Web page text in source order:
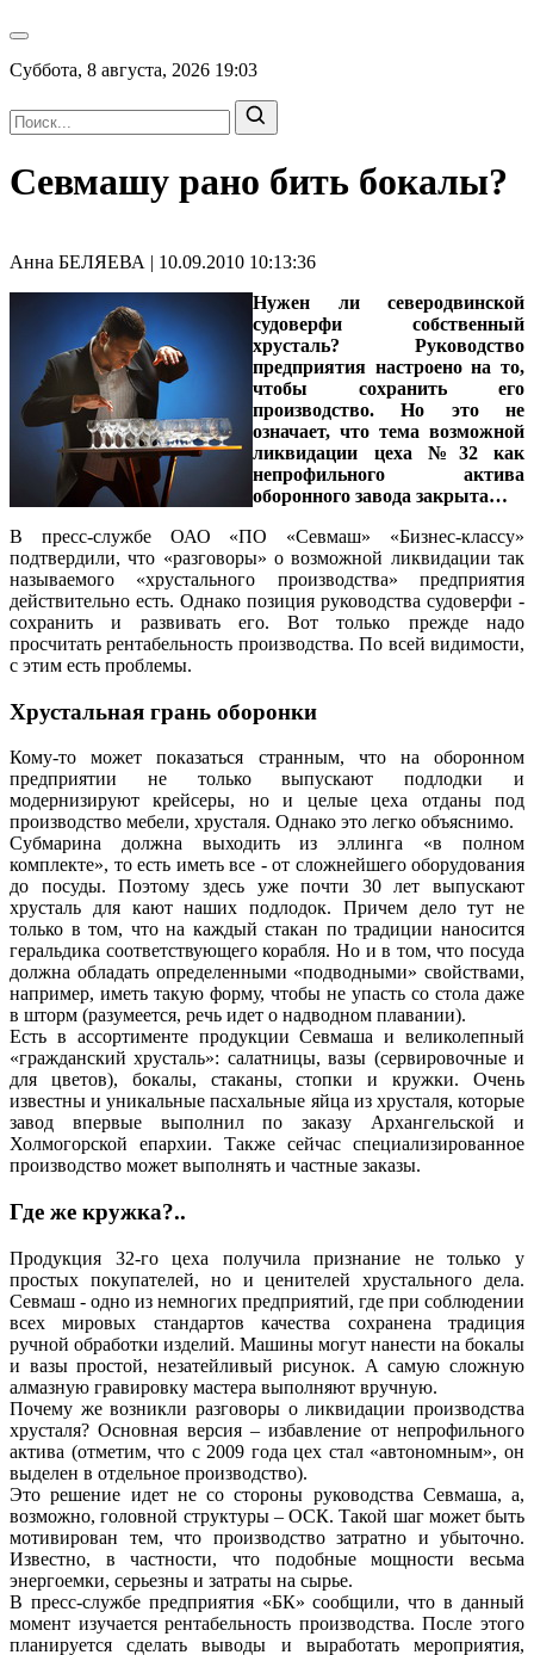
Суббота, 8 августа, 2026 19:03
Севмашу рано бить бокалы?
Анна БЕЛЯЕВА | 10.09.2010 10:13:36
Нужен ли северодвинской
судоверфи собственный
хрусталь? Руководство
предприятия настроено на то,
чтобы сохранить его
производство. Но это не
означает, что тема возможной
ликвидации цеха №32 как
непрофильного актива
оборонного завода закрыта…
В пресс-службе ОАО «ПО «Севмаш» «Бизнес-классу»
подтвердили, что «разговоры» о возможной ликвидации так
называемого «хрустального производства» предприятия
действительно есть. Однако позиция руководства судоверфи -
сохранить и развивать его. Вот только прежде надо
просчитать рентабельность производства. По всей видимости,
с этим есть проблемы.
Хрустальная грань оборонки
Кому-то может показаться странным, что на оборонном
предприятии не только выпускают подлодки и
модернизируют крейсеры, но и целые цеха отданы под
производство мебели, хрусталя. Однако это легко объяснимо.
Субмарина должна выходить из эллинга «в полном
комплекте», то есть иметь все - от сложнейшего оборудования
до посуды. Поэтому здесь уже почти 30 лет выпускают
хрусталь для кают наших подлодок. Причем дело тут не
только в том, что на каждый стакан по традиции наносится
геральдика соответствующего корабля. Но и в том, что посуда
должна обладать определенными «подводными» свойствами,
например, иметь такую форму, чтобы не упасть со стола даже
в шторм (разумеется, речь идет о надводном плавании).
Есть в ассортименте продукции Севмаша и великолепный
«гражданский хрусталь»: салатницы, вазы (сервировочные и
для цветов), бокалы, стаканы, стопки и кружки. Очень
известны и уникальные пасхальные яйца из хрусталя, которые
завод впервые выполнил по заказу Архангельской и
Холмогорской епархии. Также сейчас специализированное
производство может выполнять и частные заказы.
Где же кружка?..
Продукция 32-го цеха получила признание не только у
простых покупателей, но и ценителей хрустального дела.
Севмаш - одно из немногих предприятий, где при соблюдении
всех мировых стандартов качества сохранена традиция
ручной обработки изделий. Машины могут нанести на бокалы
и вазы простой, незатейливый рисунок. А самую сложную
алмазную гравировку мастера выполняют вручную.
Почему же возникли разговоры о ликвидации производства
хрусталя? Основная версия – избавление от непрофильного
актива (отметим, что с 2009 года цех стал «автономным», он
выделен в отдельное производство).
Это решение идет не со стороны руководства Севмаша, а,
возможно, головной структуры – ОСК. Такой шаг может быть
мотивирован тем, что производство затратно и убыточно.
Известно, в частности, что подобные мощности весьма
энергоемки, серьезны и затраты на сырье.
В пресс-службе предприятия «БК» сообщили, что в данный
момент изучается рентабельность производства. После этого
планируется сделать выводы и выработать мероприятия,